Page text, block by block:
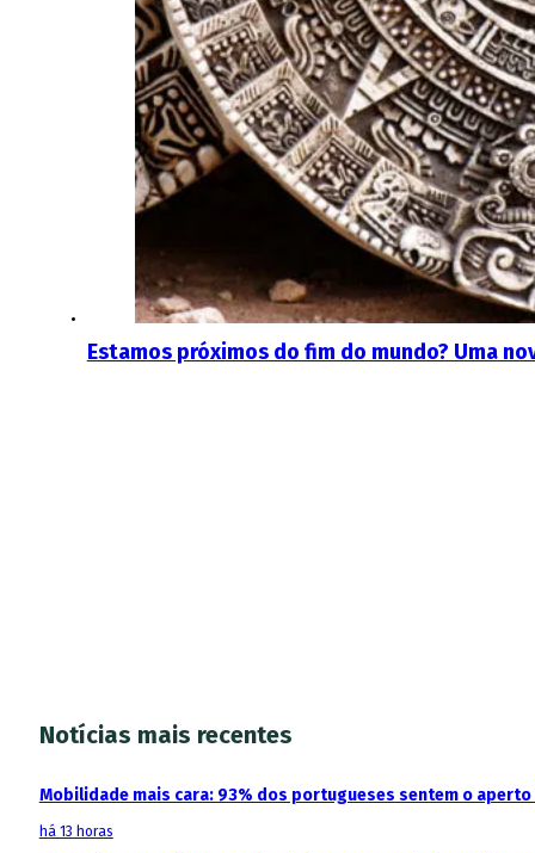
Estamos próximos do fim do mundo? Uma
Notícias mais recentes
Mobilidade mais cara: 93% dos portugueses sentem o
há 13 horas